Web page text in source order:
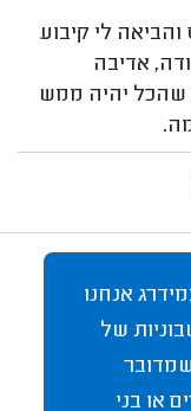
לי קיבוע
אדיבה
שהכל יהיה ממש
אנחנו
של
או בני